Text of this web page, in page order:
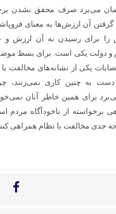
می‌برد صرف محقق نشدن
گرفتن آن ارزش‌ها به معنای
را برای رسیدن به آن ارزش و
و دولت یکی است. برای بسط
یکی از نشانه‌های مخالفت
به چنین کاری نمی‌زنند،
برای همین خاطر آنان
برخواسته از ناخودآگاه مردم
جدی مخالفت با نظام همراهی